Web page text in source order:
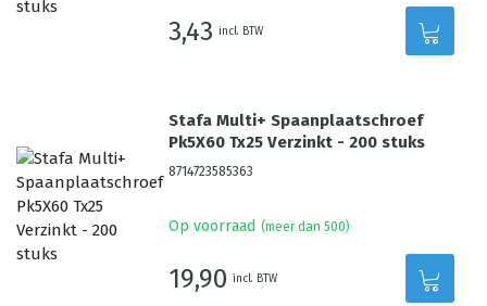
3,43 incl. BTW
Stafa Multi+ Spaanplaatschroef
Pk5X60 Tx25 Verzinkt - 200 stuks
8714723585363
Op voorraad (meer dan 500)
19,90 incl. BTW